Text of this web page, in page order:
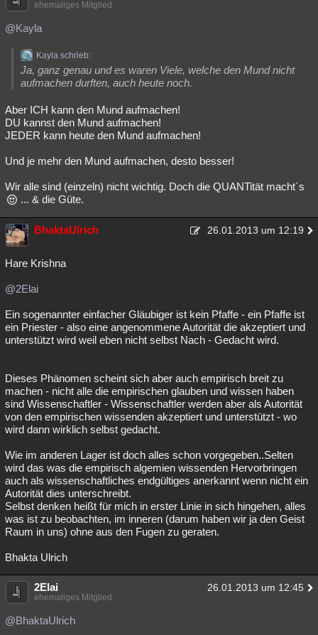
ehemaliges Mitglied
@Kayla
Kayla schrieb:
Ja, ganz genau und es waren Viele, welche den Mund nicht
aufmachen durften, auch heute noch.
Aber ICH kann den Mund aufmachen!
DU kannst den Mund aufmachen!
JEDER kann heute den Mund aufmachen!
Und je mehr den Mund aufmachen, desto besser!
Wir alle sind (einzeln) nicht wichtig. Doch die QUANTität macht´s
... & die Güte.
BhaktaUlrich 26.01.2013 um 12:19
Hare Krishna
@2Elai
Ein sogenannter einfacher Gläubiger ist kein Pfaffe - ein Pfaffe ist
ein Priester - also eine angenommene Autorität die akzeptiert und
unterstützt wird weil eben nicht selbst Nach - Gedacht wird.
Dieses Phänomen scheint sich aber auch empirisch breit zu
machen - nicht alle die empirischen glauben und wissen haben
sind Wissenschaftler - Wissenschaftler werden aber als Autorität
von den empirischen wissenden akzeptiert und unterstützt - wo
wird dann wirklich selbst gedacht.
Wie im anderen Lager ist doch alles schon vorgegeben..Selten
wird das was die empirisch algemien wissenden Hervorbringen
auch als wissenschaftliches endgültiges anerkannt wenn nicht ein
Autorität dies unterschreibt.
Selbst denken heißt für mich in erster Linie in sich hingehen, alles
was ist zu beobachten, im inneren (darum haben wir ja den Geist
Raum in uns) ohne aus den Fugen zu geraten.
Bhakta Ulrich
2Elai 26.01.2013 um 12:45
ehemaliges Mitglied
@BhaktaUlrich